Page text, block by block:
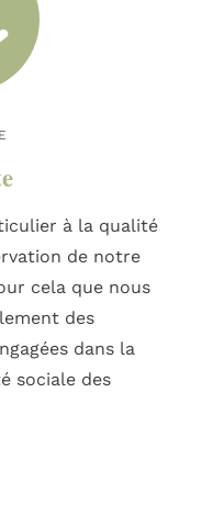
à la qualité
de notre
cela que nous
des
dans la
sociale des